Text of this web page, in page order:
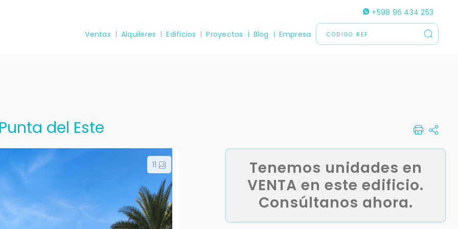
+598 96 434 253
Ventas Alquileres Edificios Proyectos Blog Empresa
del Este
11
Tenemos unidades en
VENTA en este edificio.
Consúltanos ahora.